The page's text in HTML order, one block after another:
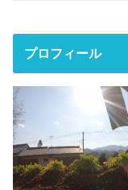
プロフィール